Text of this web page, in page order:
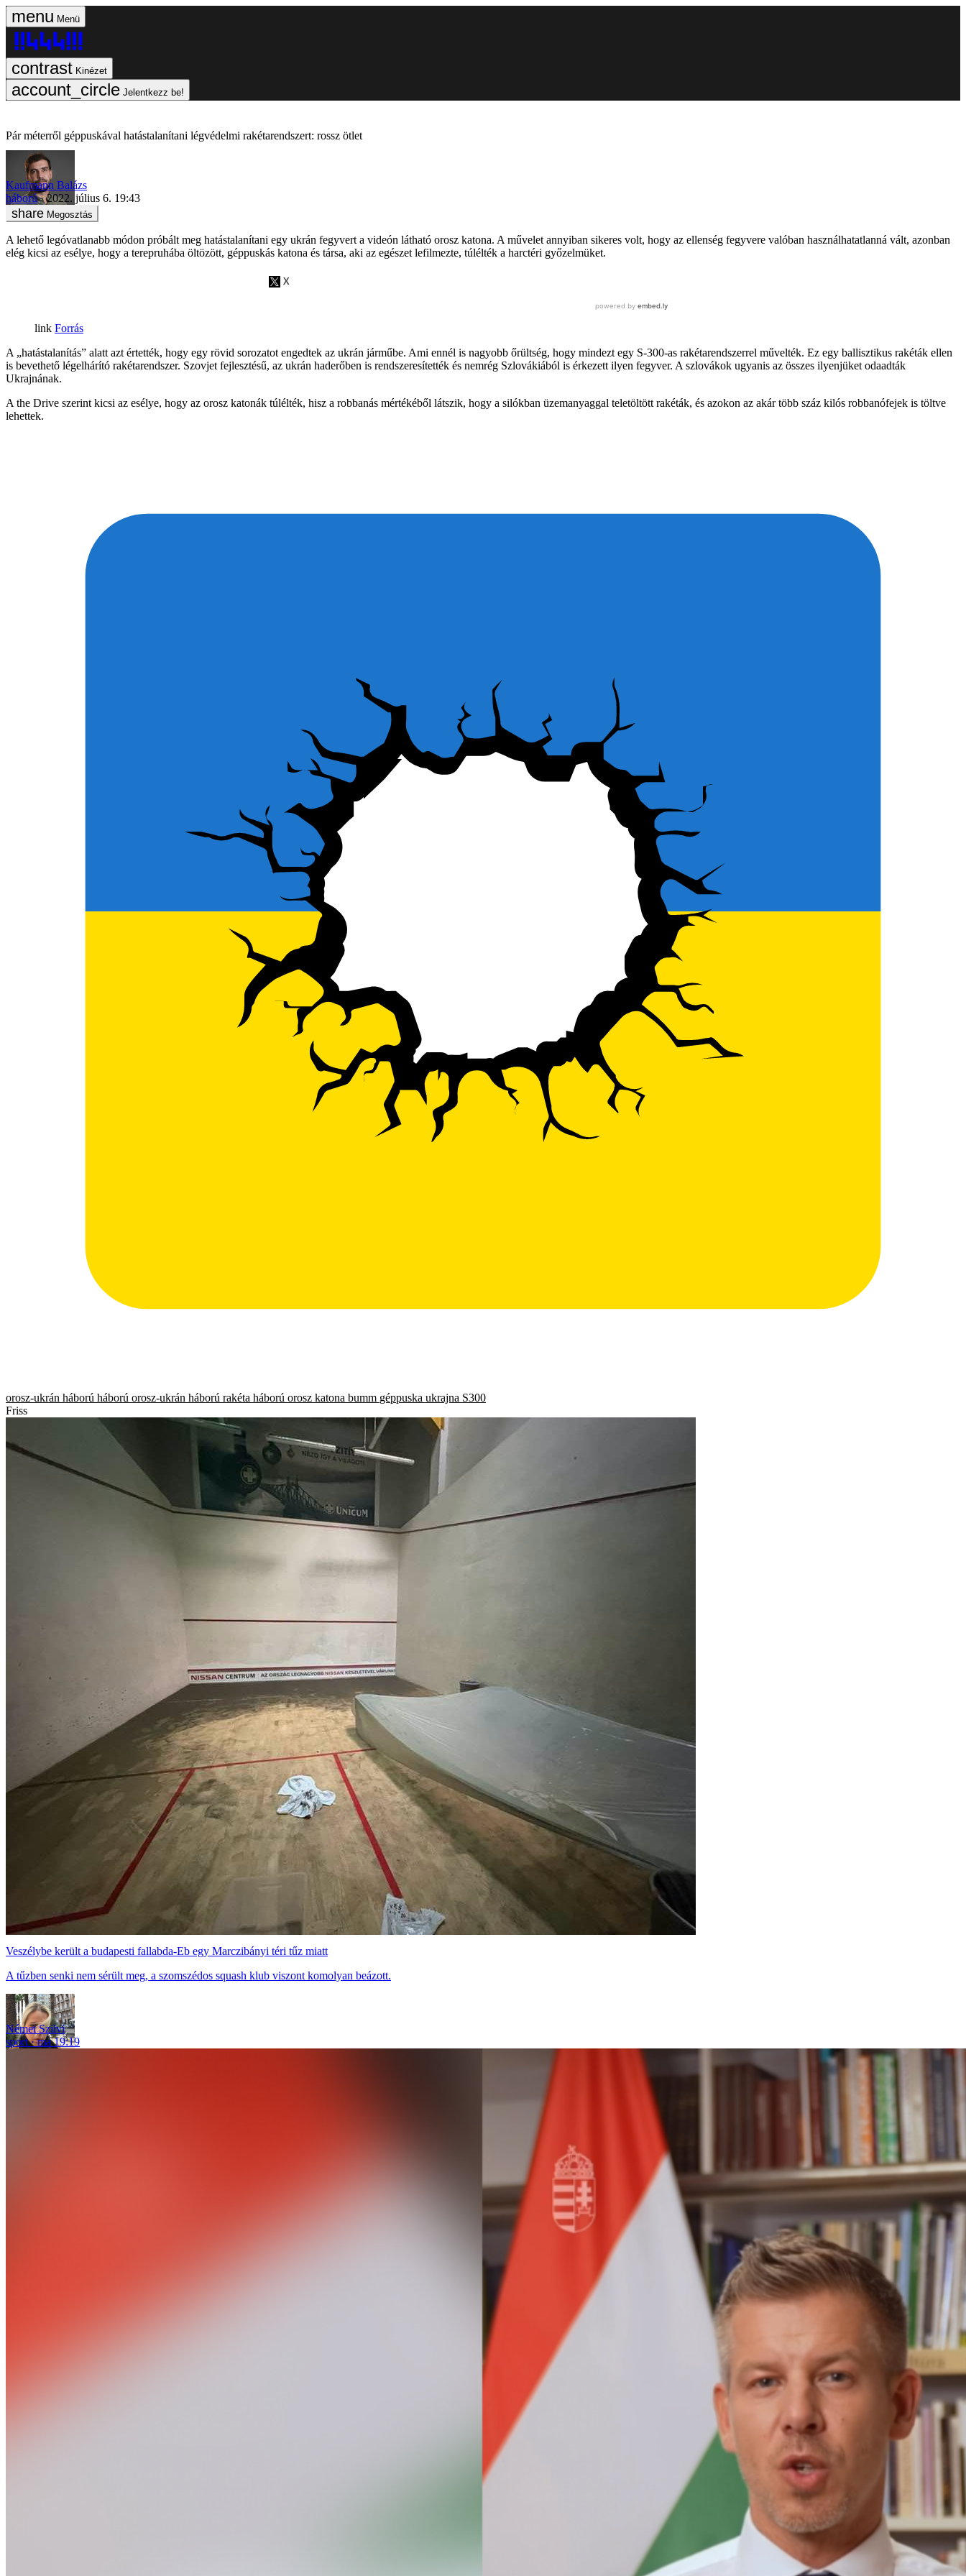
Menü
Kinézet
Jelentkezz be!
Pár méterről géppuskával hatástalanítani légvédelmi rakétarendszert: rossz ötlet
Kaufmann Balázs
háború
2022. július 6. 19:43
Megosztás
A lehető legóvatlanabb módon próbált meg hatástalanítani egy ukrán fegyvert a videón látható orosz katona. A művelet annyiban sikeres volt, hogy az ellenség fegyvere valóban használhatatlanná vált, azonban
elég kicsi az esélye, hogy a terepruhába öltözött, géppuskás katona és társa, aki az egészet lefilmezte, túlélték a harctéri győzelmüket.
Forrás
A „hatástalanítás” alatt azt értették, hogy egy rövid sorozatot engedtek az ukrán járműbe. Ami ennél is nagyobb őrültség, hogy mindezt egy S-300-as rakétarendszerrel művelték. Ez egy ballisztikus rakéták ellen
is bevethető légelhárító rakétarendszer. Szovjet fejlesztésű, az ukrán haderőben is rendszeresítették és nemrég Szlovákiából is érkezett ilyen fegyver. A szlovákok ugyanis az összes ilyenjüket odaadták
Ukrajnának.
A the Drive szerint kicsi az esélye, hogy az orosz katonák túlélték, hisz a robbanás mértékéből látszik, hogy a silókban üzemanyaggal teletöltött rakéták, és azokon az akár több száz kilós robbanófejek is töltve
lehettek.
orosz-ukrán háború háború orosz-ukrán háború rakéta háború orosz katona bumm géppuska ukrajna S300
Friss
Veszélybe került a budapesti fallabda-Eb egy Marczibányi téri tűz miatt
A tűzben senki nem sérült meg, a szomszédos squash klub viszont komolyan beázott.
Német Szilvi
sport
ma 19:19